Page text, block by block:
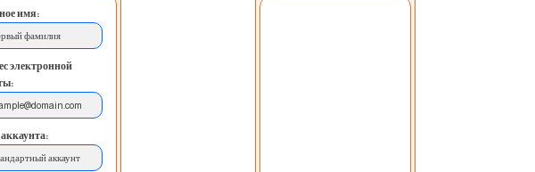
имя:
фамилия
электронной
аккаунт